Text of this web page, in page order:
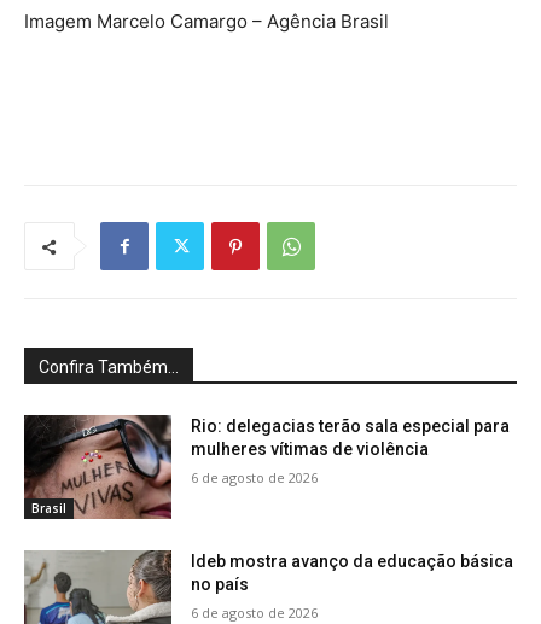
Imagem Marcelo Camargo – Agência Brasil
Confira Também...
Brasil
Rio: delegacias terão sala especial para
mulheres vítimas de violência
6 de agosto de 2026
Ideb mostra avanço da educação básica
no país
6 de agosto de 2026